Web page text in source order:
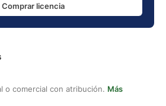
Comprar licencia
o comercial con atribución. Más